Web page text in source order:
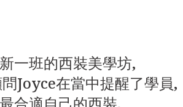
一班的西裝美學坊,
Joyce在當中提醒了學員,